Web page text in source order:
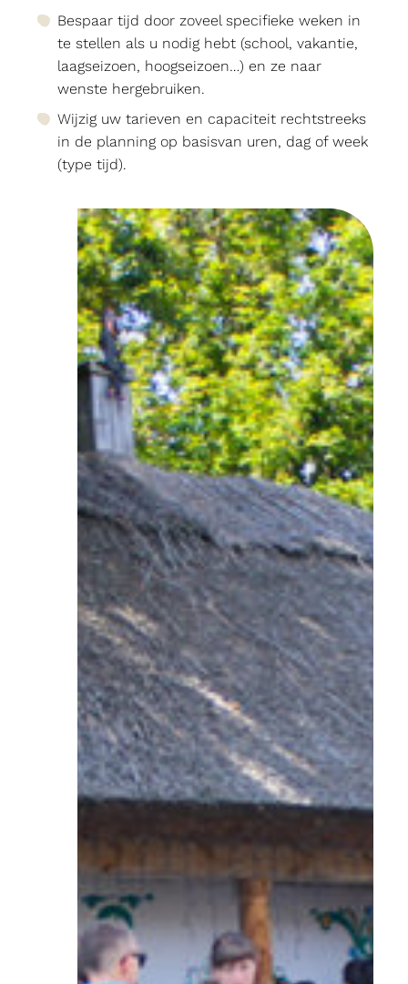
Bespaar tijd door zoveel specifieke weken in
te stellen als u nodig hebt (school, vakantie,
laagseizoen, hoogseizoen…) en ze naar
wenste hergebruiken.
Wijzig uw tarieven en capaciteit rechtstreeks
in de planning op basisvan uren, dag of week
(type tijd).